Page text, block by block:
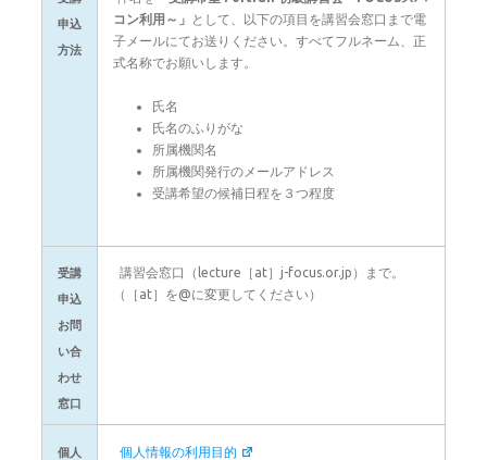
申込
方法
コン利用～」
として、以下の項目を講習会窓口まで電
子メールにてお送りください。すべてフルネーム、正
式名称でお願いします。
氏名
氏名のふりがな
所属機関名
所属機関発行のメールアドレス
受講希望の候補日程を３つ程度
受講
申込
お問
い合
わせ
窓口
講習会窓口（lecture［at］j-focus.or.jp）まで。
（［at］を@に変更してください）
個人
個人情報の利用目的